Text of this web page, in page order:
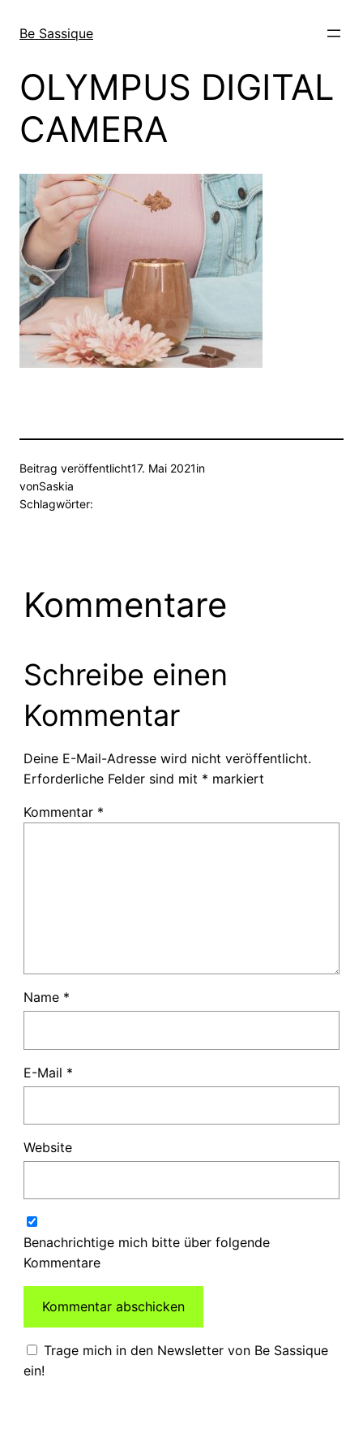
zum
wechseln
Be Sassique
OLYMPUS DIGITAL
CAMERA
Beitrag veröffentlicht17. Mai 2021in
vonSaskia
Schlagwörter:
Kommentare
Schreibe einen
Kommentar
Deine E-Mail-Adresse wird nicht veröffentlicht.
Erforderliche Felder sind mit * markiert
Kommentar *
Name *
E-Mail *
Website
Benachrichtige mich bitte über folgende
Kommentare
Trage mich in den Newsletter von Be Sassique
ein!